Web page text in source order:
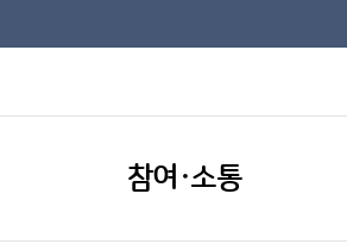
참여·소통